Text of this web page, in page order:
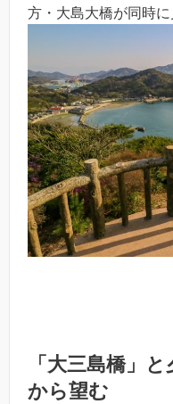
方・大島大橋が同時に
「大三島橋」
から望む